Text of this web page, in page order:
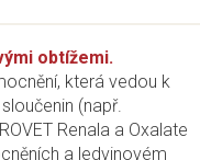
obtížemi.
která vedou k
(např.
Renala a Oxalate
a ledvinovém